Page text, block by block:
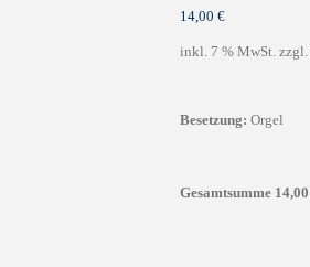
14,00 €
inkl. 7 % MwSt. zzgl.
Besetzung: Orgel
Gesamtsumme 14,00